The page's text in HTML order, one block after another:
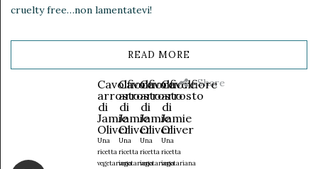
cruelty free…non lamentatevi!
READ MORE
Share
Cavolfiore
arrosto
di
Jamie
Oliver
Una
ricetta
vegetariana
Cavolfiore
arrosto
di
Jamie
Oliver
Una
ricetta
vegetariana
Cavolfiore
arrosto
di
Jamie
Oliver
Una
ricetta
vegetariana
Cavolfiore
arrosto
di
Jamie
Oliver
Una
ricetta
vegetariana